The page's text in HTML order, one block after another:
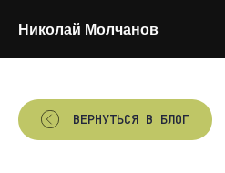
Николай Молчанов
ВЕРНУТЬСЯ В БЛОГ